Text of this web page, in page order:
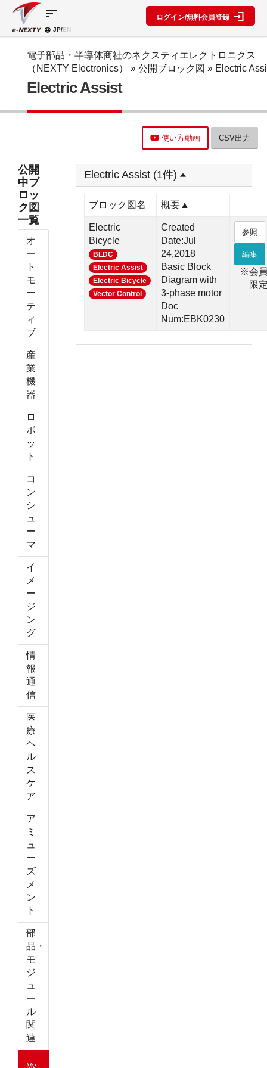
テゴリ
ディスク
水晶部品
機能部品
電源部品
その他部
品
能
プ検索
イアグラ
て探す
類似品検
索
搭載メー
ク図
図機能概
公開ブロ
※会員限
定
SPECIAL
CONTENT
ジーズ
セミナ
ー・イベ
ント
information
(PDF)
e-
NEXTY
概要
e-
NEXTY使
部品検索
ブロック
図編
sort
JP/EN
ログイン/無料会員登録
電子部品・半導体商社のネクスティエレクトロニクス
（NEXTY Electronics）
» 公開ブロック図 » Electric
Electric Assist
使い方動画 CSV出力
公開
中ブ
ロッ
ク図
一覧
オ
ー
ト
モ
ー
テ
ィ
ブ
産
業
機
器
ロ
ボ
ッ
ト
コ
ン
シ
ュ
ー
マ
イ
メ
ー
ジ
ン
グ
情
報
通
信
医
療
ヘ
ル
ス
ケ
ア
ア
ミ
ュ
ー
ズ
メ
ン
ト
部
品・
モ
ジ
ュ
ー
ル
関
連
My
Electric Assist (1件)
ブロック図名 概要▲
Electric
Bicycle
BLDC
Electric Assist
Electric Bicycle
Vector Control
Created
Date:Jul
24,2018
Basic Block
Diagram with
3-phase motor
Doc
Num:EBK0230
参照
編集
※会
限